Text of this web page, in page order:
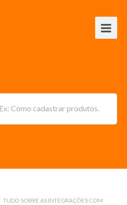
Como cadastrar produtos.
TUDO SOBRE AS INTEGRAÇÕES COM